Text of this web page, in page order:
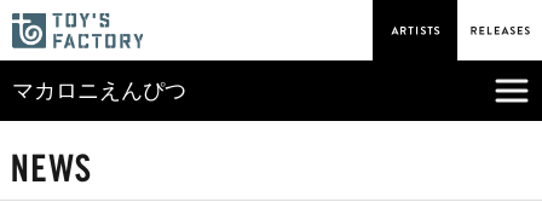
マカロニえんぴつ